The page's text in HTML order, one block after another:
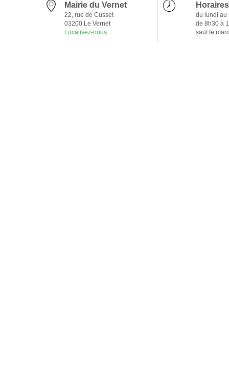
Mairie du Vernet
22, rue de Cusset
03200 Le Vernet
Localisez-nous
du lundi au
de 8h30 à
sauf le